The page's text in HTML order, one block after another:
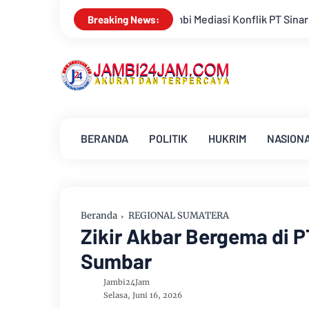
Breaking News:
Konflik PT Sinar Agro Tenera Unggul Dengan Warga
BERANDA POLITIK HUKRIM
Beranda REGIONAL SUMATERA
Zikir Akbar Bergema di
Sumbar
Jambi24Jam
Selasa, Juni 16, 2026